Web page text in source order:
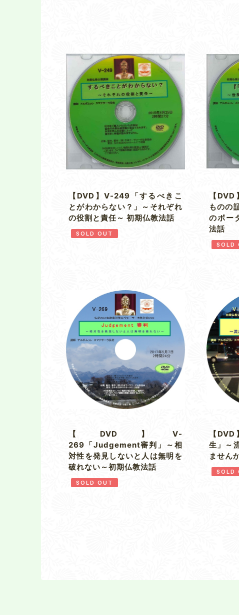
【DVD】V-249「するべきこ
とがわからない？」～それぞれ
の役割と責任～ 初期仏教法話
SOLD OUT
【
ものの
のボー
法話
SOLD
【DVD】V-
269「Judgement審判」～相
対性を発見しないと人は無明を
破れない～初期仏教法話
SOLD OUT
【
生」～
ません
SOLD